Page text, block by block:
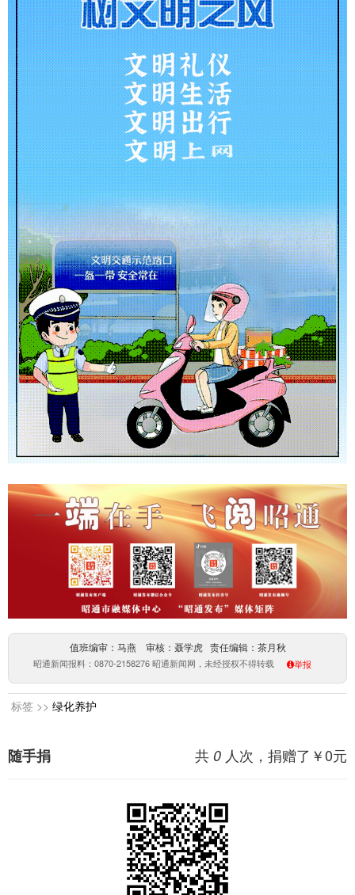
值班编审：马燕 审核：聂学虎 责任编辑：茶月秋
昭通新闻报料：0870-2158276 昭通新闻网，未经授权不得转载 举报
标签 >> 绿化养护
共 0 人次，捐赠了￥0元
随手捐